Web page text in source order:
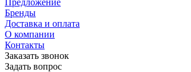
Предложение
Бренды
Доставка и оплата
О компании
Контакты
Заказать звонок
Задать вопрос